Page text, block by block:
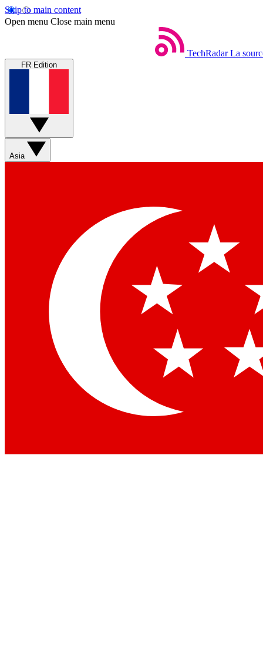
Skip to main content
Open menu Close main menu
TechRadar La
FR Edition
Asia